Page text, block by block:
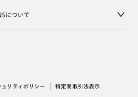
について
ュリティポリシー 特定商取引法表示